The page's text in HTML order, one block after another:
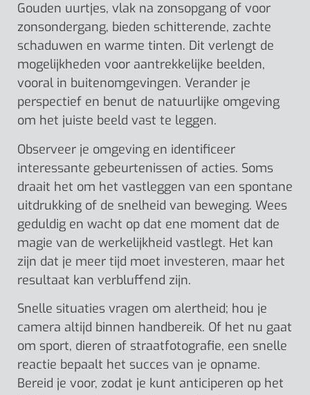
Gouden uurtjes, vlak na zonsopgang of voor
zonsondergang, bieden schitterende, zachte
schaduwen en warme tinten. Dit verlengt de
mogelijkheden voor aantrekkelijke beelden,
vooral in buitenomgevingen. Verander je
perspectief en benut de natuurlijke omgeving
om het juiste beeld vast te leggen.
Observeer je omgeving en identificeer
interessante gebeurtenissen of acties. Soms
draait het om het vastleggen van een spontane
uitdrukking of de snelheid van beweging. Wees
geduldig en wacht op dat ene moment dat de
magie van de werkelijkheid vastlegt. Het kan
zijn dat je meer tijd moet investeren, maar het
resultaat kan verbluffend zijn.
Snelle situaties vragen om alertheid; hou je
camera altijd binnen handbereik. Of het nu gaat
om sport, dieren of straatfotografie, een snelle
reactie bepaalt het succes van je opname.
Bereid je voor, zodat je kunt anticiperen op het